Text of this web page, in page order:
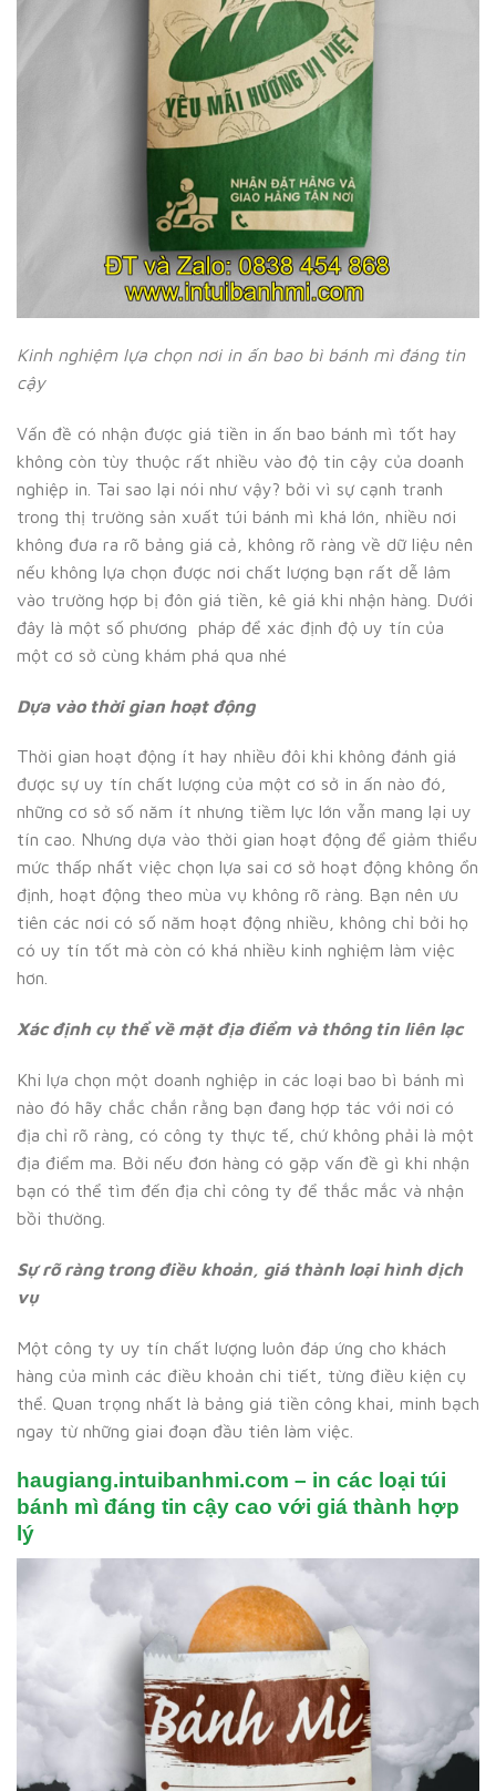
Kinh nghiệm lựa chọn nơi in ấn bao bì bánh mì đáng tin
cậy
Vấn đề có nhận được giá tiền in ấn bao bánh mì tốt hay
không còn tùy thuộc rất nhiều vào độ tin cậy của doanh
nghiệp in. Tai sao lại nói như vậy? bởi vì sự cạnh tranh
trong thị trường sản xuất túi bánh mì khá lớn, nhiều nơi
không đưa ra rõ bảng giá cả, không rõ ràng về dữ liệu nên
nếu không lựa chọn được nơi chất lượng bạn rất dễ lâm
vào trường hợp bị đôn giá tiền, kê giá khi nhận hàng. Dưới
đây là một số phương pháp để xác định độ uy tín của
một cơ sở cùng khám phá qua nhé
Dựa vào thời gian hoạt động
Thời gian hoạt động ít hay nhiều đôi khi không đánh giá
được sự uy tín chất lượng của một cơ sở in ấn nào đó,
những cơ sở số năm ít nhưng tiềm lực lớn vẫn mang lại uy
tín cao. Nhưng dựa vào thời gian hoạt động để giảm thiểu
mức thấp nhất việc chọn lựa sai cơ sở hoạt động không ổn
định, hoạt động theo mùa vụ không rõ ràng. Bạn nên ưu
tiên các nơi có số năm hoạt động nhiều, không chỉ bởi họ
có uy tín tốt mà còn có khá nhiều kinh nghiệm làm việc
hơn.
Xác định cụ thể về mặt địa điểm và thông tin liên lạc
Khi lựa chọn một doanh nghiệp in các loại bao bì bánh mì
nào đó hãy chắc chắn rằng bạn đang hợp tác với nơi có
địa chỉ rõ ràng, có công ty thực tế, chứ không phải là một
địa điểm ma. Bởi nếu đơn hàng có gặp vấn đề gì khi nhận
bạn có thể tìm đến địa chỉ công ty để thắc mắc và nhận
bồi thường.
Sự rõ ràng trong điều khoản, giá thành loại hình dịch
vụ
Một công ty uy tín chất lượng luôn đáp ứng cho khách
hàng của mình các điều khoản chi tiết, từng điều kiện cụ
thể. Quan trọng nhất là bảng giá tiền công khai, minh bạch
ngay từ những giai đoạn đầu tiên làm việc.
haugiang.intuibanhmi.com – in các loại túi
bánh mì đáng tin cậy cao với giá thành hợp
lý